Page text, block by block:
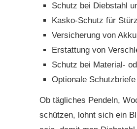
Schutz bei Diebstahl
Kasko-Schutz für
Versicherung von
Erstattung von
Schutz bei Material-
Optionale
Ob tägliches Pendeln,
schützen, lohnt sich ein